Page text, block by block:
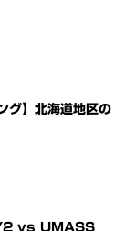
グ】北海道地区の
vs UMASS